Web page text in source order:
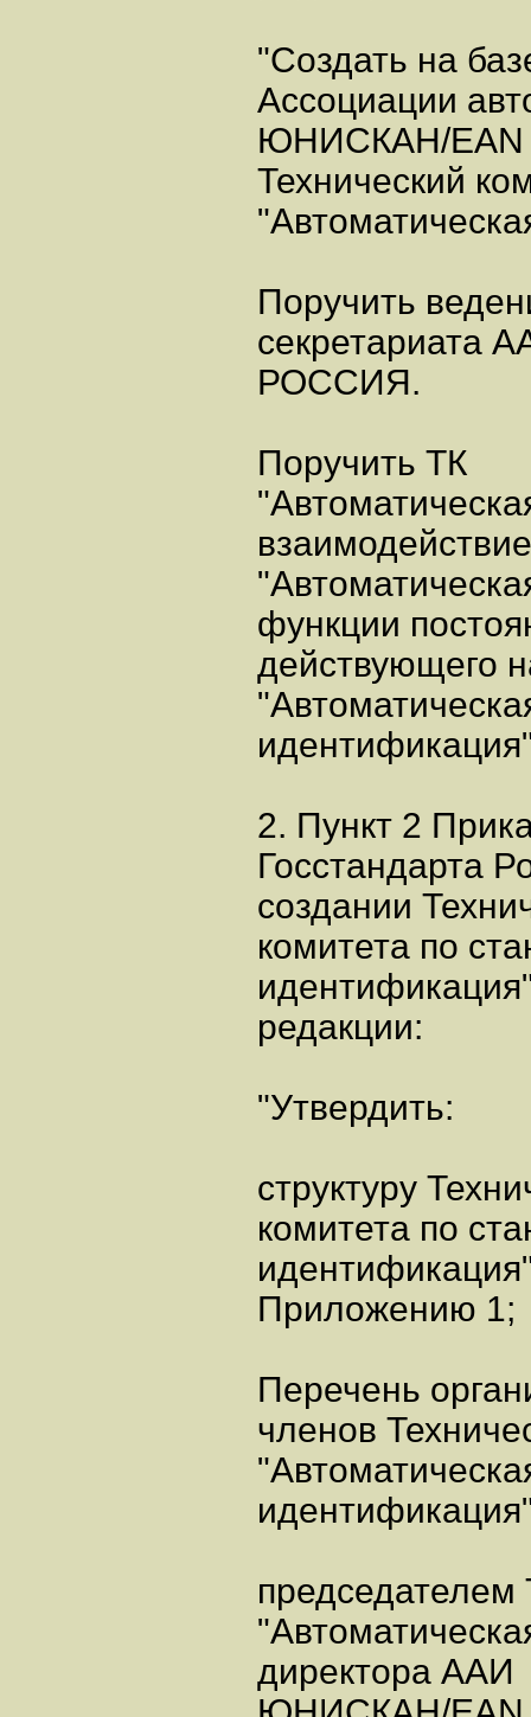
"Создать на
Ассоциации
ЮНИСКАН/
Технический
Поручить
РОССИЯ.
Поручить ТК
функции
действующего
2. Пункт 2
Госстандарта
создании
комитета по
редакции:
"Утвердить:
структуру
комитета по
Приложению 1;
Перечень
членов
председателем
директора ААИ